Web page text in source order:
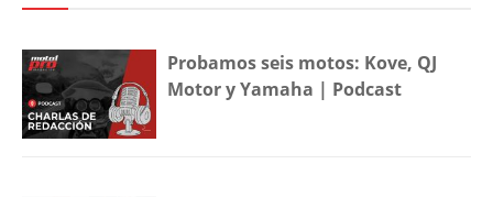
Probamos seis motos: Kove, QJ
Motor y Yamaha | Podcast